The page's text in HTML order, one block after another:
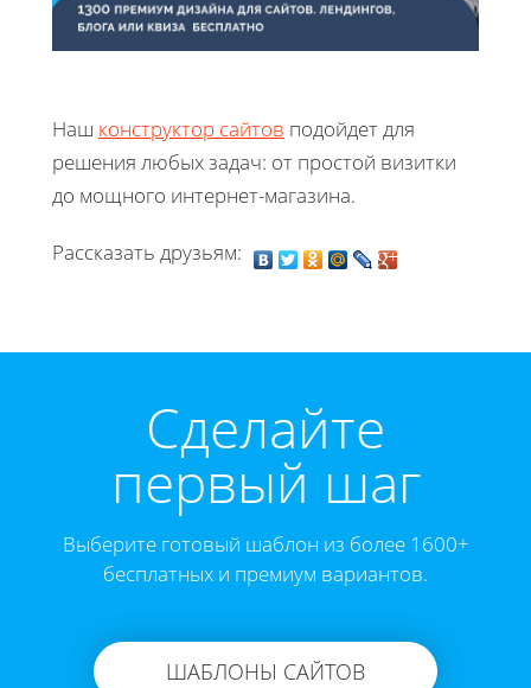
Наш конструктор сайтов подойдет для
решения любых задач: от простой визитки
до мощного интернет-магазина.
Рассказать друзьям:
Cделайте
первый шаг
Выберите готовый шаблон из более 1600+
бесплатных и премиум вариантов.
ШАБЛОНЫ САЙТОВ